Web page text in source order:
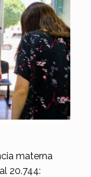
materna
20.744: